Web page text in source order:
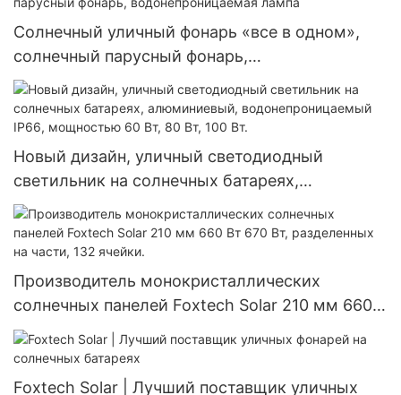
Солнечный уличный фонарь «все в одном»,
солнечный парусный фонарь,
водонепроницаемая лампа
Новый дизайн, уличный светодиодный
светильник на солнечных батареях,
алюминиевый, водонепроницаемый IP66,
мощностью 60 Вт, 80 Вт, 100 Вт.
Производитель монокристаллических
солнечных панелей Foxtech Solar 210 мм 660
Вт 670 Вт, разделенных на части, 132 ячейки.
Foxtech Solar | Лучший поставщик уличных